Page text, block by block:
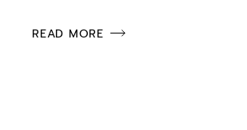
READ MORE